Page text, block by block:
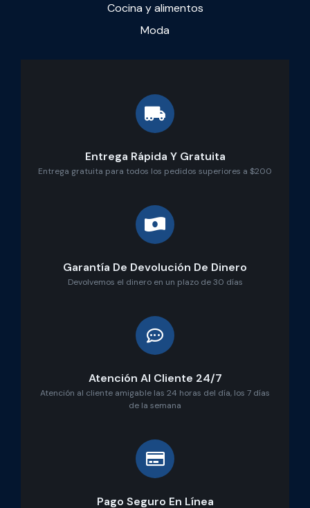
Cocina y alimentos
Moda
Entrega Rápida Y Gratuita
Entrega gratuita para todos los pedidos superiores a $200
Garantía De Devolución De Dinero
Devolvemos el dinero en un plazo de 30 días
Atención Al Cliente 24/7
Atención al cliente amigable las 24 horas del día, los 7 días
de la semana
Pago Seguro En Línea